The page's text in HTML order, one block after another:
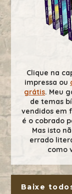
Clique na
impressa ou
grátis. Meu
de temas
vendidos em
é o cobrado
Mas isto
errado
como
Baixe